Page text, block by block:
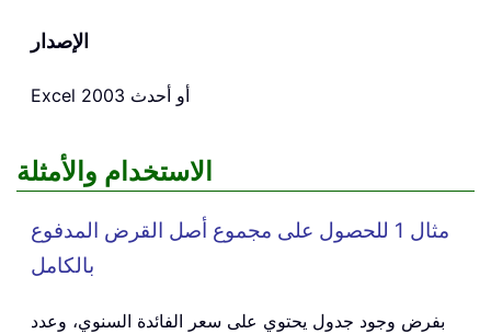
الإصدار
Excel 2003 أو أحدث
الاستخدام والأمثلة
مثال 1 للحصول على مجموع أصل القرض المدفوع
بالكامل
بفرض وجود جدول يحتوي على سعر الفائدة السنوي، وعدد